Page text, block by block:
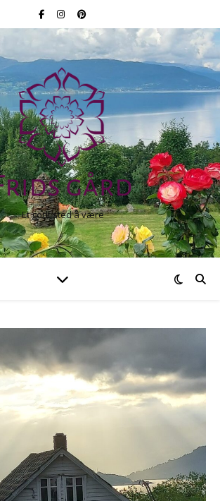
Et godt sted å være